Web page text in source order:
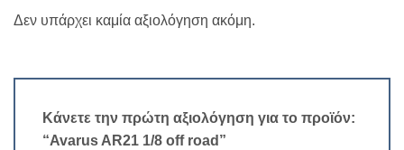
Δεν υπάρχει καμία αξιολόγηση ακόμη.
Κάνετε την πρώτη αξιολόγηση για το προϊόν:
“Avarus AR21 1/8 off road”